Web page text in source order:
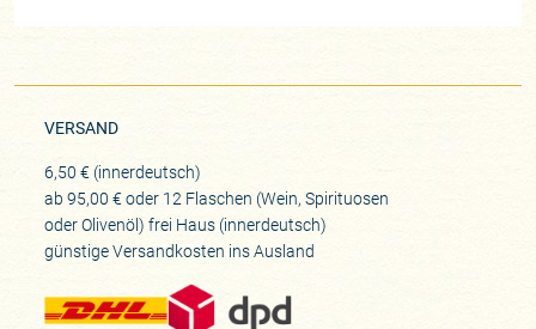
VERSAND
6,50 € (innerdeutsch)
ab 95,00 € oder 12 Flaschen (Wein, Spirituosen
oder Olivenöl) frei Haus (innerdeutsch)
günstige Versandkosten ins Ausland